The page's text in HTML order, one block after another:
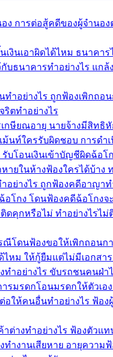
ง การต่อสู้คดีของผู้จำน
งินเอาผิดได้ไหม ธนาค
กับธนาคารทำอย่างไร แ
ำอย่างไร ถูกฟ้องเพิกถ
ตทำอย่างไร
กษียณอายุ นายจ้างมีสิท
นท์ใครรับผิดชอบ การด
รับโอนเงินเข้าบัญชีผิดฉ้
ายในห้างฟ้องใครได้บ้า
ย่างไร ถูกฟ้องคดีอาญา
โกง โดนฟ้องคดีฉ้อโกง
คุกหรือไม่ ทำอย่างไร
ณีโดนฟ้องขอให้เพิกถอ
ม ให้กู้ยืมแต่ไม่มีเอกสา
ำอย่างไร ขับรถชนคนฝ่า
รมรดกโอนมรดกให้ตัวเ
อให้คนอื่นทำอย่างไร ฟ้
ต่างทำอย่างไร ฟ้องตัว
ำงานเสียหาย อายุควา